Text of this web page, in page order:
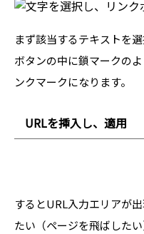
まず該当するテキストを
ボタンの中に鎖マークの
ンクマークになります。
URLを挿入し、適用
するとURL入力エリアが
たい（ページを飛ばした